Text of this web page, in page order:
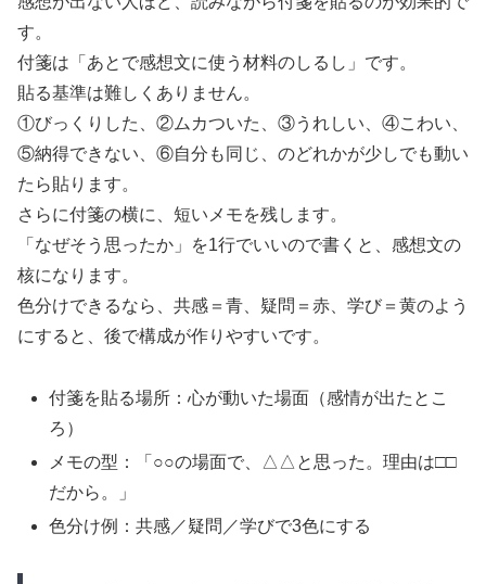
す。
付箋は「あとで感想文に使う材料のしるし」です。
貼る基準は難しくありません。
①びっくりした、②ムカついた、③うれしい、④こわい、
⑤納得できない、⑥自分も同じ、のどれかが少しでも動い
たら貼ります。
さらに付箋の横に、短いメモを残します。
「なぜそう思ったか」を1行でいいので書くと、感想文の
核になります。
色分けできるなら、共感＝青、疑問＝赤、学び＝黄のよう
にすると、後で構成が作りやすいです。
付箋を貼る場所：心が動いた場面（感情が出たとこ
ろ）
メモの型：「○○の場面で、△△と思った。理由は□□
だから。」
色分け例：共感／疑問／学びで3色にする